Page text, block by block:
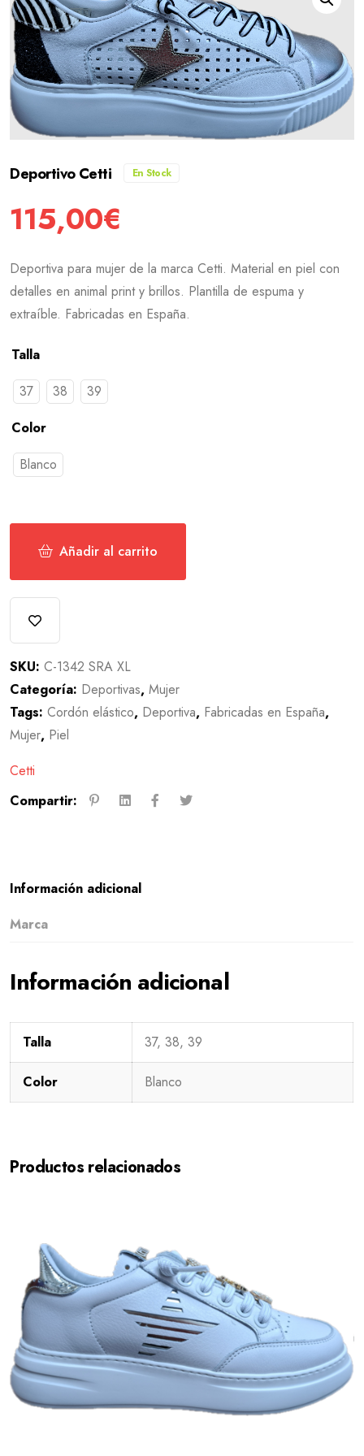
Deportivo Cetti En Stock
115,00€
Deportiva para mujer de la marca Cetti. Material en piel con
detalles en animal print y brillos. Plantilla de espuma y
extraíble. Fabricadas en España.
Talla
37
38
39
Color
Blanco
Añadir al carrito
SKU:C-1342 SRA XL
Categoría: Deportivas,Mujer
Tags:Cordón elástico, Deportiva, Fabricadas en España,
Mujer, Piel
Cetti
Compartir:
Información adicional
Marca
Información adicional
Talla 37, 38, 39
Color Blanco
Productos relacionados